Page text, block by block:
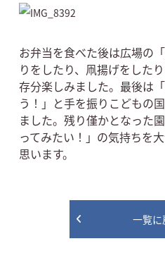
お弁当を食べた後は広場の
りをしたり、凧揚げをした
存分楽しみました。最後は
う！」と手を振りこどもの
ました。残り僅かとなった
ってみたい！」の気持ちを
思います。
一覧に